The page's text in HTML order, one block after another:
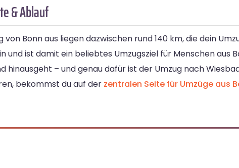
& Ablauf
Bonn aus liegen dazwischen rund 140 km, die dein
und ist damit ein beliebtes Umzugsziel für Menschen aus
– und genau dafür ist der Umzug nach
bekommst du auf der zentralen Seite für Umzüge aus